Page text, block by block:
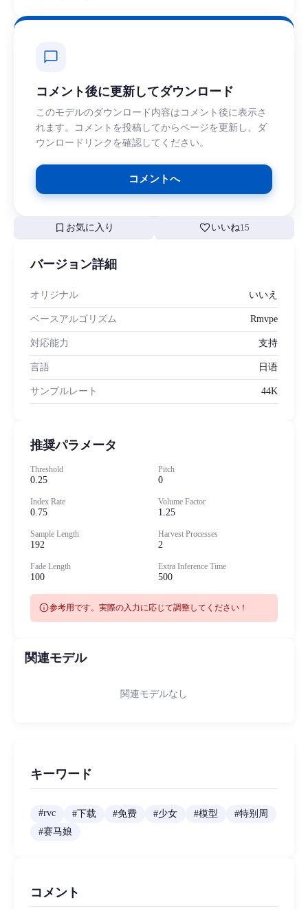
chat_bubble
コメント後に更新してダウンロード
このモデルのダウンロード内容はコメント後に表示さ
れます。コメントを投稿してからページを更新し、ダ
ウンロードリンクを確認してください。
コメントへ
bookmark お気に入り favoriteいいね15
バージョン詳細
オリジナル いいえ
ベースアルゴリズム Rmvpe
対応能力 支持
言語 日语
サンプルレート 44K
推奨パラメータ
Threshold
0.25
Pitch
0
Index Rate
0.75
Volume Factor
1.25
Sample Length
192
Harvest Processes
2
Fade Length
100
Extra Inference Time
500
info参考用です。実際の入力に応じて調整してください！
関連モデル
関連モデルなし
キーワード
#rvc #下载 #免费 #少女 #模型 #特别周
#赛马娘
コメント